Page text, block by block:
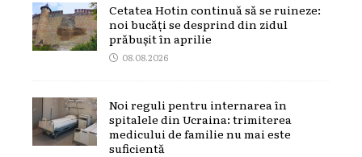
Cetatea Hotin continuă să se ruineze:
noi bucăți se desprind din zidul
prăbușit în aprilie
08.08.2026
Noi reguli pentru internarea în
spitalele din Ucraina: trimiterea
medicului de familie nu mai este
suficientă